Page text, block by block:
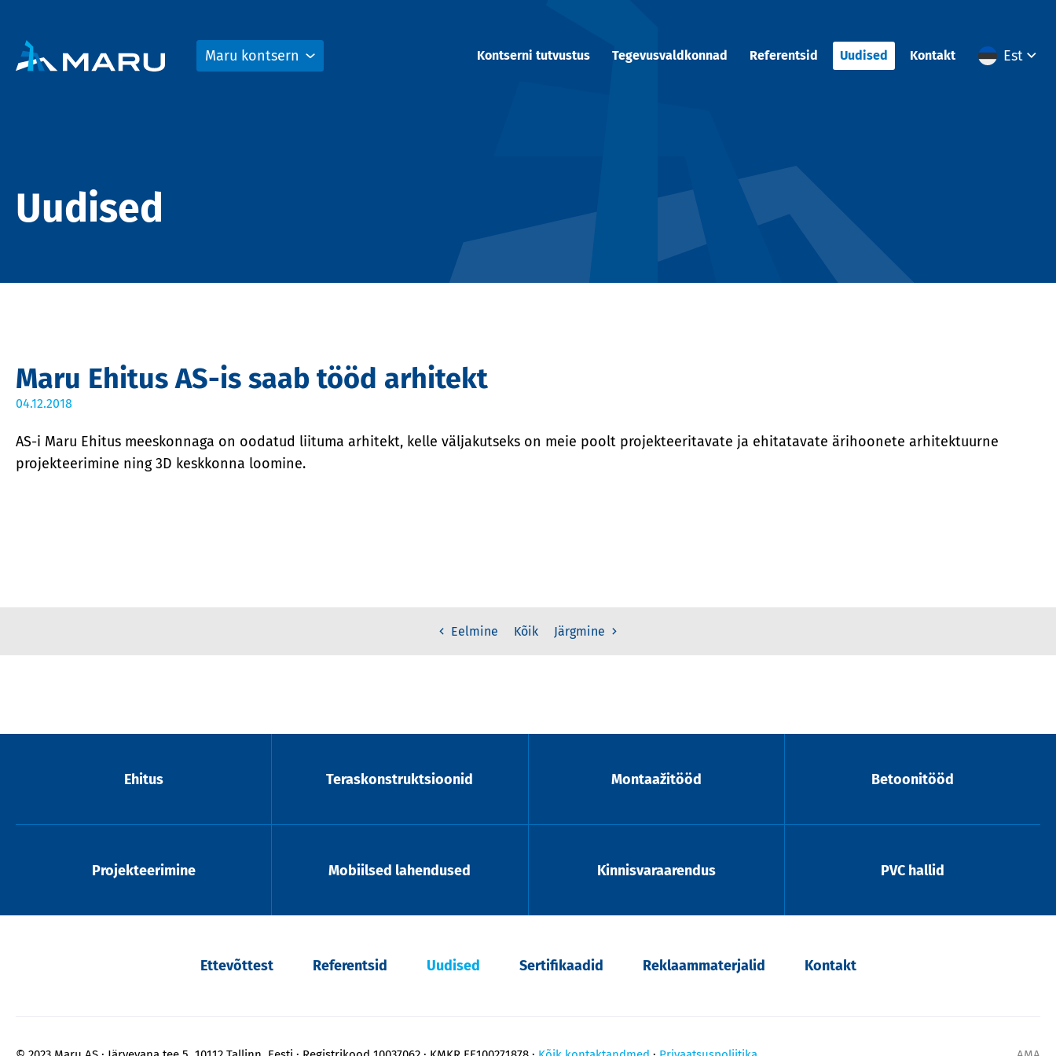
Maru kontsern Kontserni tutvustus Tegevusvaldkonnad Referentsid Uudised Kontakt Est
Uudised
Maru Ehitus AS-is saab tööd arhitekt
04.12.2018
AS-i Maru Ehitus meeskonnaga on oodatud liituma arhitekt, kelle väljakutseks on meie poolt projekteeritavate ja ehitatavate ärihoonete arhitektuurne
projekteerimine ning 3D keskkonna loomine.
Eelmine Kõik Järgmine
Ehitus Teraskonstruktsioonid Montaažitööd Betoonitööd
Projekteerimine Mobiilsed lahendused Kinnisvaraarendus PVC hallid
Ettevõttest Referentsid Uudised Sertifikaadid Reklaammaterjalid Kontakt